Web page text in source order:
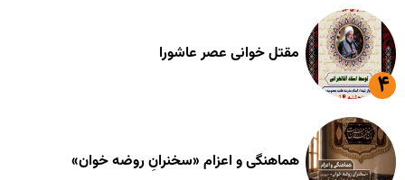
مقتل خوانی عصر عاشورا
هماهنگی و اعزام «سخنرانِ روضه خوان»